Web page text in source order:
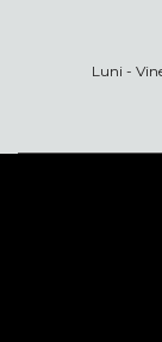
Luni -